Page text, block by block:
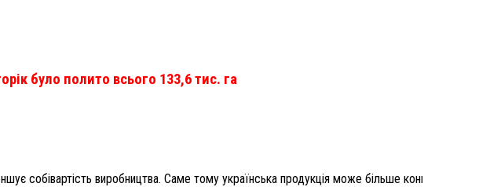
було полито всього 133,6 тис. га
собівартість виробництва. Саме тому українська продукція може більше конкурувати